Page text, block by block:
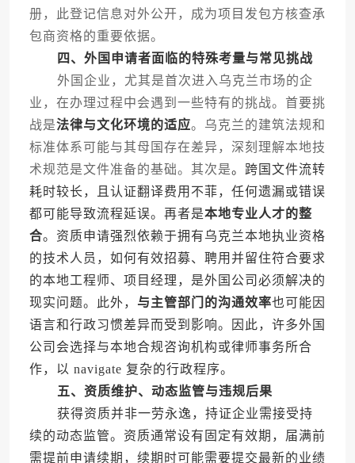
册，此登记信息对外公开，成为项目发包方核查承
包商资格的重要依据。
四、外国申请者面临的特殊考量与常见挑战
外国企业，尤其是首次进入乌克兰市场的企
业，在办理过程中会遇到一些特有的挑战。首要挑
战是法律与文化环境的适应。乌克兰的建筑法规和
标准体系可能与其母国存在差异，深刻理解本地技
术规范是文件准备的基础。其次是。跨国文件流转
耗时较长，且认证翻译费用不菲，任何遗漏或错误
都可能导致流程延误。再者是本地专业人才的整
合。资质申请强烈依赖于拥有乌克兰本地执业资格
的技术人员，如何有效招募、聘用并留住符合要求
的本地工程师、项目经理，是外国公司必须解决的
现实问题。此外， 与主管部门的沟通效率也可能因
语言和行政习惯差异而受到影响。因此，许多外国
公司会选择与本地合规咨询机构或律师事务所合
作，以 navigate 复杂的行政程序。
五、资质维护、动态监管与违规后果
获得资质并非一劳永逸，持证企业需接受持
续的动态监管。资质通常设有固定有效期，届满前
需提前申请续期，续期时可能需要提交最新的业绩